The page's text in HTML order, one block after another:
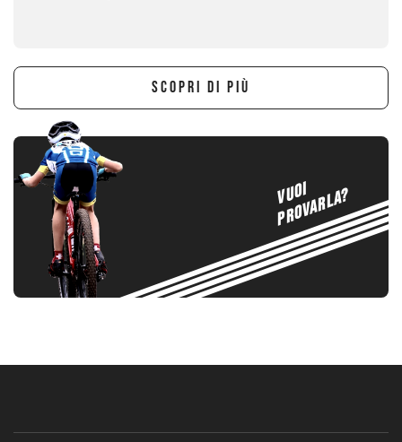
SCOPRI DI PIÙ
VUOI
PROVARLA?